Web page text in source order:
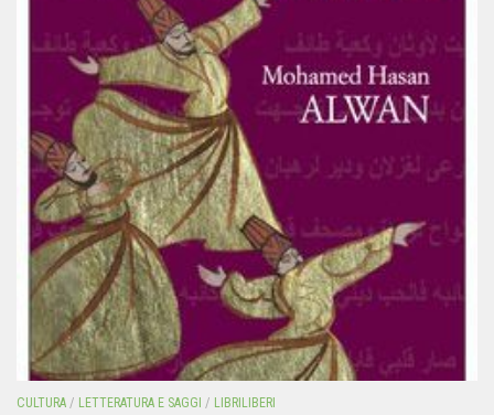
CULTURA / LETTERATURA E SAGGI / LIBRILIBERI